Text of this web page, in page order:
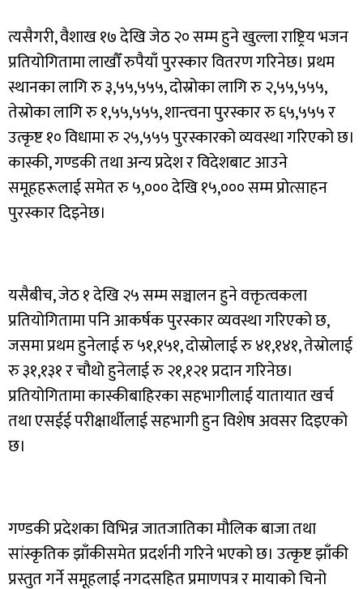
त्यसैगरी, वैशाख १७ देखि जेठ २० सम्म हुने खुल्ला राष्ट्रिय भजन
प्रतियोगितामा लाखौँ रुपैयाँ पुरस्कार वितरण गरिनेछ। प्रथम
स्थानका लागि रु ३,५५,५५५, दोस्रोका लागि रु २,५५,५५५,
तेस्रोका लागि रु १,५५,५५५, शान्त्वना पुरस्कार रु ६५,५५५ र
उत्कृष्ट १० विधामा रु २५,५५५ पुरस्कारको व्यवस्था गरिएको छ।
कास्की, गण्डकी तथा अन्य प्रदेश र विदेशबाट आउने
समूहहरूलाई समेत रु ५,००० देखि १५,००० सम्म प्रोत्साहन
पुरस्कार दिइनेछ।
यसैबीच, जेठ १ देखि २५ सम्म सञ्चालन हुने वक्तृत्वकला
प्रतियोगितामा पनि आकर्षक पुरस्कार व्यवस्था गरिएको छ,
जसमा प्रथम हुनेलाई रु ५१,१५१, दोस्रोलाई रु ४१,१४१, तेस्रोलाई
रु ३१,१३१ र चौथो हुनेलाई रु २१,१२१ प्रदान गरिनेछ।
प्रतियोगितामा कास्कीबाहिरका सहभागीलाई यातायात खर्च
तथा एसईई परीक्षार्थीलाई सहभागी हुन विशेष अवसर दिइएको
छ।
गण्डकी प्रदेशका विभिन्न जातजातिका मौलिक बाजा तथा
सांस्कृतिक झाँकीसमेत प्रदर्शनी गरिने भएको छ। उत्कृष्ट झाँकी
प्रस्तुत गर्ने समूहलाई नगदसहित प्रमाणपत्र र मायाको चिनो